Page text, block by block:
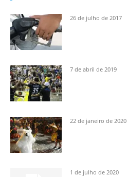
26 de julho de 2017
7 de abril de 2019
22 de janeiro de 2020
1 de julho de 2020